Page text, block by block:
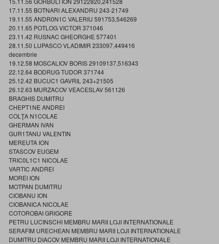
17.11.55 BOTNARI ALEXANDRU 243-21749
19.11.55 ANDR0N1C VALERIU 591753,546269
20.11.65 POTLOG VICTOR 371046
23.11.42 RUSNAC GHEORGHE 577401
28.11.50 LUPASCO VLADIMIR 233097,449416
decembrie
19.12.58 MOSCALIOV BORIS 29109137,516343
22.12.64 BODRUG TUDOR 371744
25.12.42 BUCUC1 GAVRIL 243+21505
26.12.63 MURZACOV VEACESLAV 561126
BRAGHIS DUMITRU
CHEPT1NE ANDREI
COLŢA N1COLAE
GHERMAN IVAN
GUR1TANU VALENTIN
MEREUTA ION
STASCOV EUGEM
TRIC0L1C1 NICOLAE
VARTIC ANDREI
MOREI ION
MOTPAN DUMITRU
CIOBANU ION
CIOBANICA NICOLAE
COTOROBAI GRIGORE
PETRU LUCINSCHI MEMBRU MARII LOJI INTERNATIONALE
SERAFIM URECHEAN MEMBRU MARII LOJI INTERNATIONALE
DUMITRU DIACOV MEMBRU MARII LOJI INTERNATIONALE